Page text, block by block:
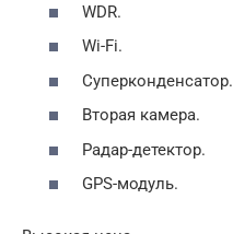
WDR.
Wi-Fi.
Суперконденсатор.
Вторая камера.
Радар-детектор.
GPS-модуль.